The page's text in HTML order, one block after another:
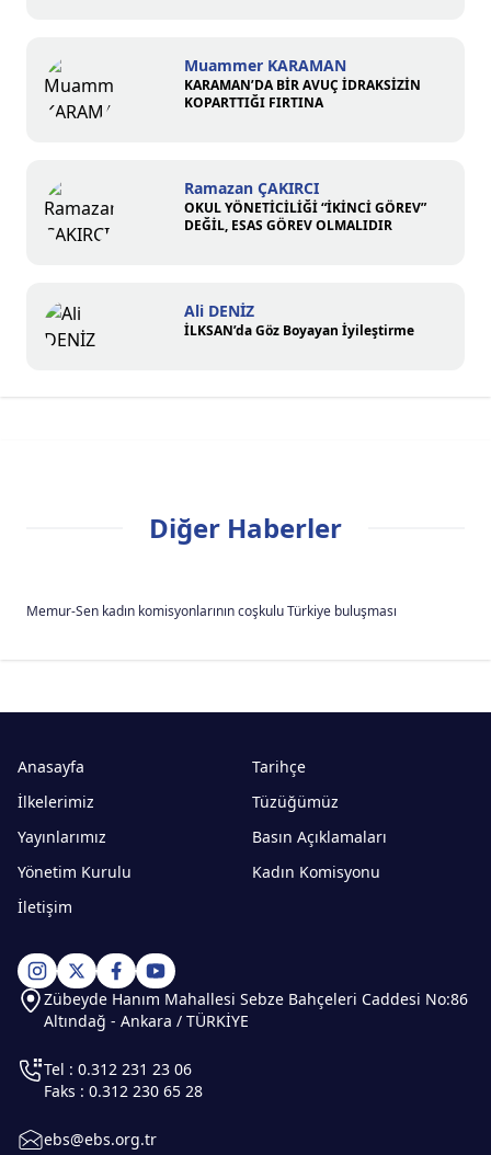
Muammer KARAMAN
KARAMAN’DA BİR AVUÇ İDRAKSİZİN
KOPARTTIĞI FIRTINA
Ramazan ÇAKIRCI
OKUL YÖNETİCİLİĞİ “İKİNCİ GÖREV”
DEĞİL, ESAS GÖREV OLMALIDIR
Ali DENİZ
İLKSAN’da Göz Boyayan İyileştirme
Diğer Haberler
Memur-Sen kadın komisyonlarının coşkulu Türkiye buluşması
Anasayfa
Tarihçe
İlkelerimiz
Tüzüğümüz
Yayınlarımız
Basın Açıklamaları
Yönetim Kurulu
Kadın Komisyonu
İletişim
Zübeyde Hanım Mahallesi Sebze Bahçeleri Caddesi No:86
Altındağ - Ankara / TÜRKİYE
Tel : 0.312 231 23 06
Faks : 0.312 230 65 28
ebs@ebs.org.tr